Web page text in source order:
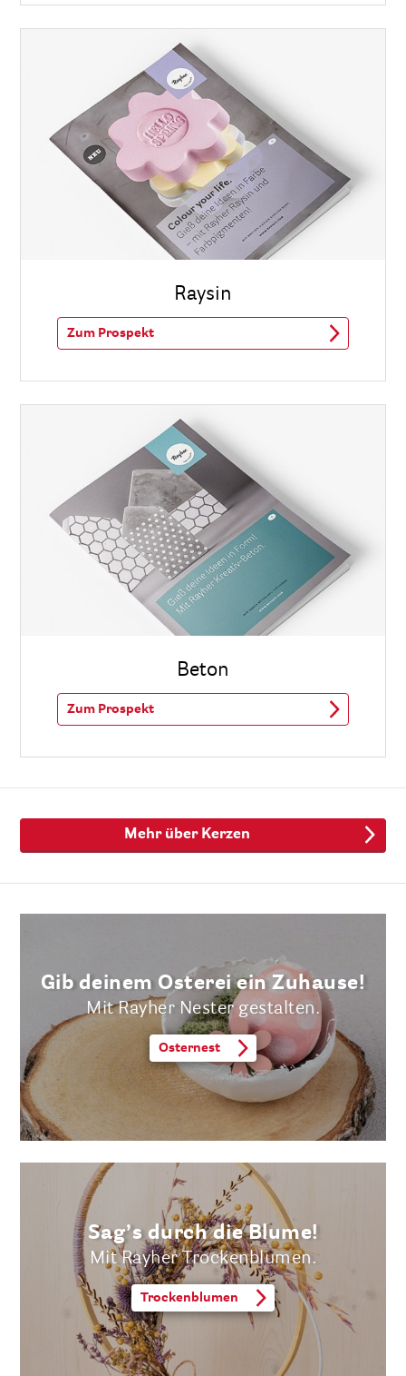
Raysin
Zum Prospekt
Beton
Zum Prospekt
Mehr über Kerzen
Gib deinem Osterei ein Zuhause!
Mit Rayher Nester gestalten.
Osternest
Sag’s durch die Blume!
Mit Rayher Trockenblumen.
Trockenblumen